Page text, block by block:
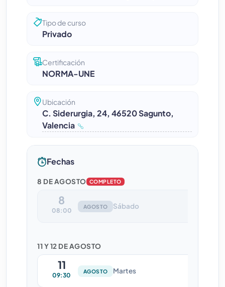
Tipo de curso
Privado
Certificación
NORMA-UNE
Ubicación
C. Siderurgia, 24, 46520 Sagunto,
Valencia
Fechas
8 DE AGOSTO COMPLETO
AGOSTO
8
08:00
Sábado
11 Y 12 DE AGOSTO
AGOSTO
11
09:30
Martes